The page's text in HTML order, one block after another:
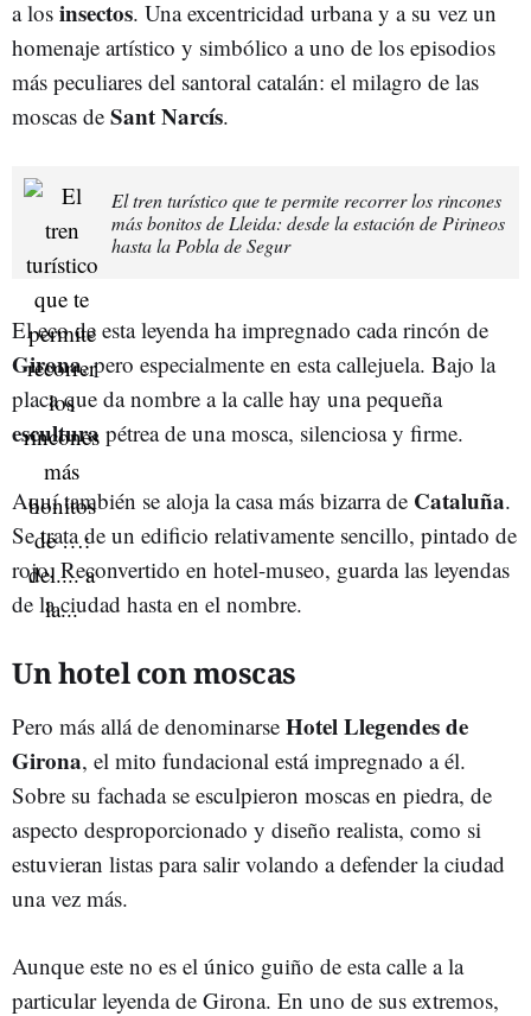
a los insectos. Una excentricidad urbana y a su vez un
homenaje artístico y simbólico a uno de los episodios
más peculiares del santoral catalán: el milagro de las
moscas de Sant Narcís.
El tren turístico que te permite recorrer los rincones
más bonitos de Lleida: desde la estación de Pirineos
hasta la Pobla de Segur
El eco de esta leyenda ha impregnado cada rincón de
Girona, pero especialmente en esta callejuela. Bajo la
placa que da nombre a la calle hay una pequeña
escultura pétrea de una mosca, silenciosa y firme.
Aquí también se aloja la casa más bizarra de Cataluña.
Se trata de un edificio relativamente sencillo, pintado de
rojo. Reconvertido en hotel-museo, guarda las leyendas
de la ciudad hasta en el nombre.
Un hotel con moscas
Pero más allá de denominarse Hotel Llegendes de
Girona, el mito fundacional está impregnado a él.
Sobre su fachada se esculpieron moscas en piedra, de
aspecto desproporcionado y diseño realista, como si
estuvieran listas para salir volando a defender la ciudad
una vez más.
Aunque este no es el único guiño de esta calle a la
particular leyenda de Girona. En uno de sus extremos,